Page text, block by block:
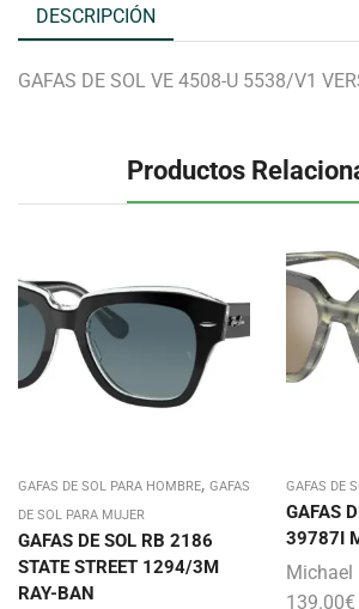
DESCRIPCIÓN
GAFAS DE SOL VE 4508-U 5538/V1
Productos
GAFAS DE SOL PARA HOMBRE, GAFAS
DE SOL PARA MUJER
GAFAS DE SOL RB 2186
STATE STREET 1294/3M
RAY-BAN
GAFAS DE
GAFAS
39787I
Michael
139.00€